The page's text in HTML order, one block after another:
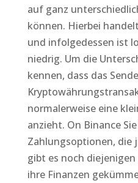
auf ganz
können. Hierbei
und infolgedessen ist
niedrig. Um die
kennen, dass das
normalerweise eine
anzieht. On Binance
Zahlungsoptionen, die
gibt es noch
ihre Finanzen